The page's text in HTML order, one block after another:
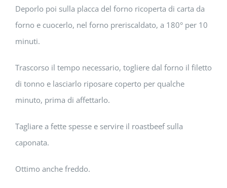
Deporlo poi sulla placca del forno ricoperta di carta da
forno e cuocerlo, nel forno preriscaldato, a 180° per 10
minuti.
Trascorso il tempo necessario, togliere dal forno il filetto
di tonno e lasciarlo riposare coperto per qualche
minuto, prima di affettarlo.
Tagliare a fette spesse e servire il roastbeef sulla
caponata.
Ottimo anche freddo.